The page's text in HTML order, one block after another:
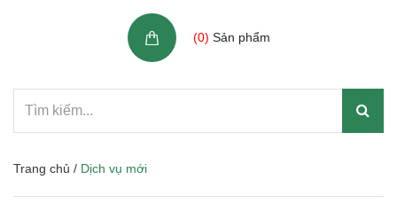
(0) Sản phẩm
Trang chủ / Dịch vụ mới